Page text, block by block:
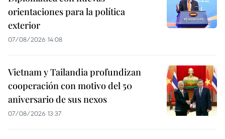
orientaciones para la política
exterior
07/08/2026 14:08
Vietnam y Tailandia profundizan
cooperación con motivo del 50
aniversario de sus nexos
07/08/2026 13:37